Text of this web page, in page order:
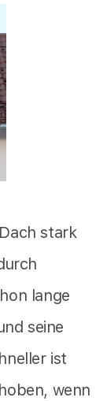
stark
lange
seine
ist
wenn